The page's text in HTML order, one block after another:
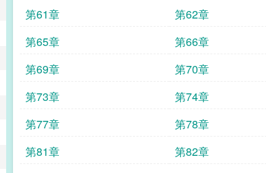
第61章
第62章
第65章
第66章
第69章
第70章
第73章
第74章
第77章
第78章
第81章
第82章